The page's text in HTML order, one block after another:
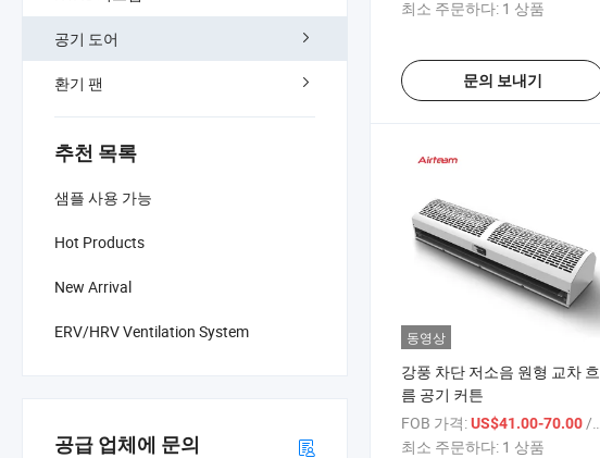
공기 도어
환기 팬
추천 목록
샘플 사용 가능
Hot Products
New Arrival
ERV/HRV Ventilation System
공급 업체에 문의
최소 주문하다: 1 상품
문의 보내기
동영상
강풍 차단 저소음 원형 교차 흐
름 공기 커튼
FOB 가격:US$41.00-70.00 / 상품
최소 주문하다: 1 상품